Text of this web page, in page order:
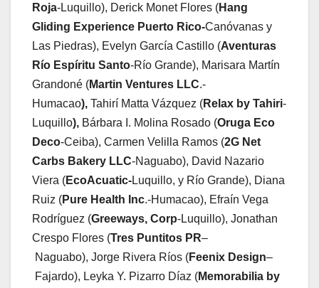
Roja-Luquillo), Derick Monet Flores (Hang
Gliding Experience Puerto Rico-Canóvanas y
Las Piedras), Evelyn García Castillo (Aventuras
Río Espíritu Santo-Río Grande), Marisara Martín
Grandoné (Martin Ventures LLC.-
Humacao), Tahirí Matta Vázquez (Relax by Tahiri-
Luquillo), Bárbara I. Molina Rosado (Oruga Eco
Deco-Ceiba), Carmen Velilla Ramos (2G Net
Carbs Bakery LLC-Naguabo), David Nazario
Viera (EcoAcuatic-Luquillo, y Río Grande), Diana
Ruiz (Pure Health Inc.-Humacao), Efraín Vega
Rodríguez (Greeways, Corp-Luquillo), Jonathan
Crespo Flores (Tres Puntitos PR–
Naguabo), Jorge Rivera Ríos (Feenix Design–
Fajardo), Leyka Y. Pizarro Díaz (Memorabilia by